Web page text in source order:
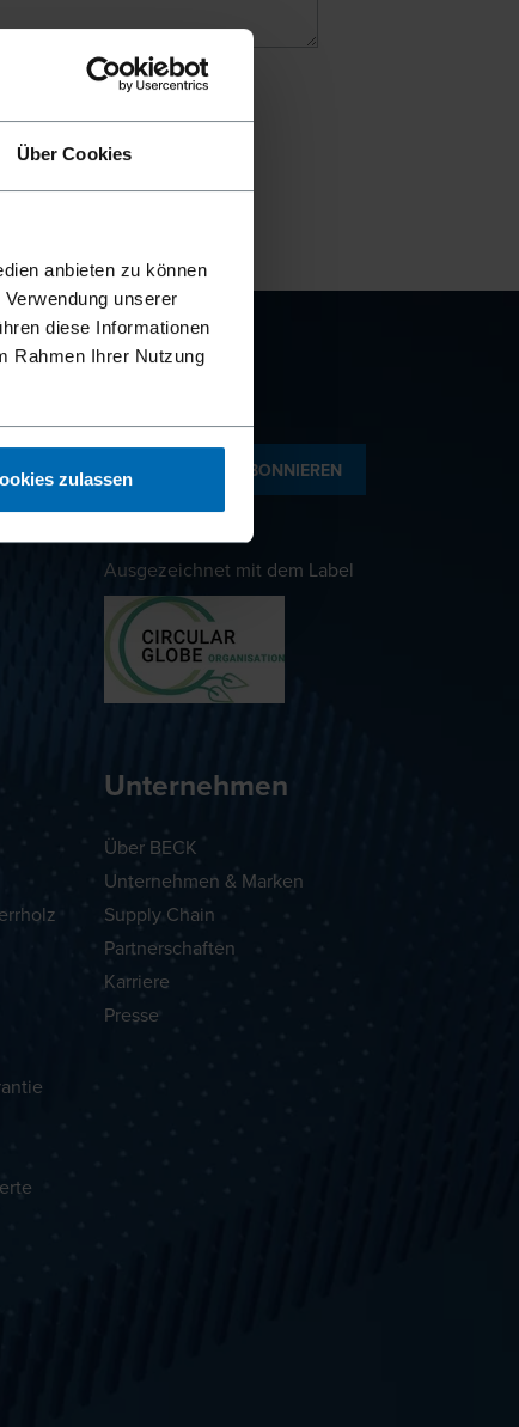
Über Cookies
anbieten zu können
unserer
diese Informationen
Rahmen Ihrer Nutzung
zulassen NEWSLETTER ABONNIEREN
Ausgezeichnet mit dem Label
Unternehmen
Über BECK
Unternehmen & Marken
Supply Chain
Partnerschaften
Karriere
Presse